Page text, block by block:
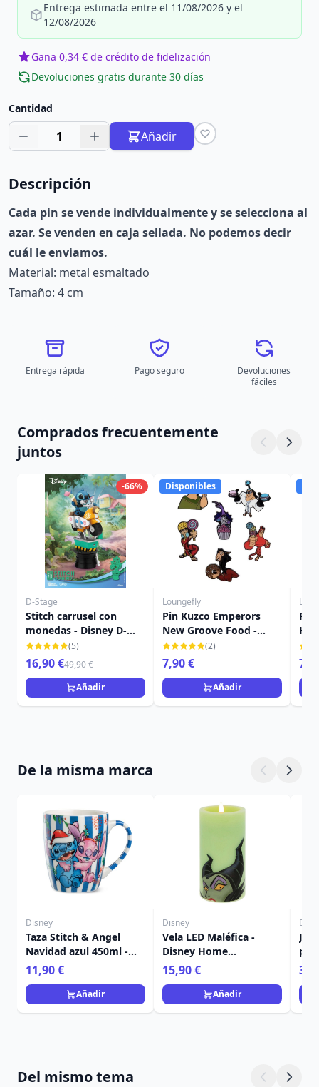
Entrega estimada entre el 11/08/2026 y el
12/08/2026
Gana 0,34 € de crédito de fidelización
Devoluciones gratis durante 30 días
Cantidad
1 Añadir
Descripción
Cada pin se vende individualmente y se selecciona al
azar. Se venden en caja sellada. No podemos decir
cuál le enviamos.
Material: metal esmaltado
Tamaño: 4 cm
Entrega rápida Pago seguro
Devoluciones
fáciles
Comprados frecuentemente
juntos
-66%
D-Stage
Stitch carrusel con
monedas - Disney D-
Stage
(5)
16,90 €49,90 €
Añadir
Disponibles
Loungefly
Pin Kuzco Emperors
New Groove Food -
Disney Kuzco
(2)
7,90 €
Añadir
PIN
De la misma marca
Disney
Taza Stitch & Angel
Navidad azul 450ml -
Egan Disney Home
11,90 €
Añadir
Disney
Vela LED Maléfica -
Disney Home
Frangrance Collection
15,90 €
Añadir
Del mismo tema